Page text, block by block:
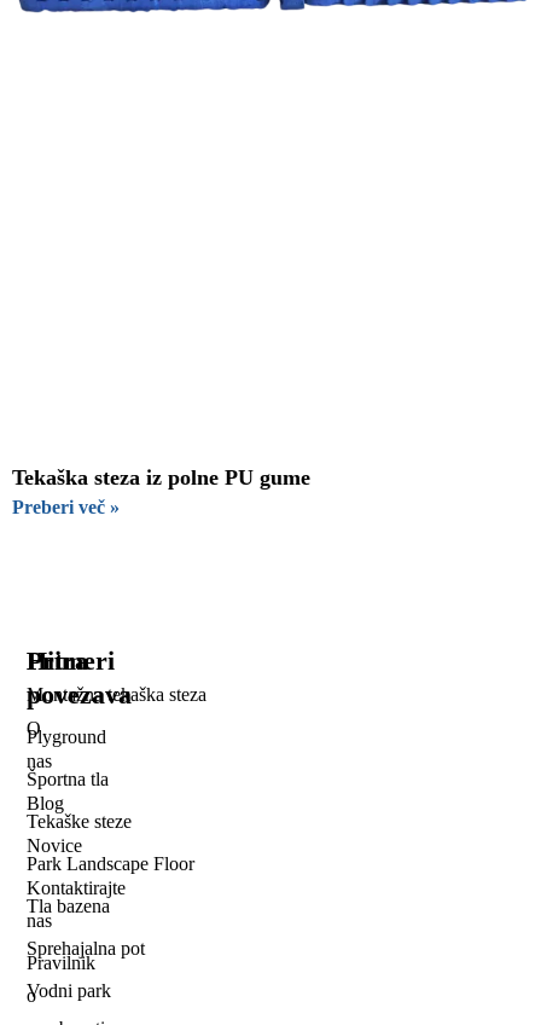
Tekaška steza iz polne PU gume
Preberi več »
Hitra
povezava
O
nas
Blog
Novice
Kontaktirajte
nas
Pravilnik
o
Primeri
Montažna tekaška steza
Plyground
Športna tla
Tekaške steze
Park Landscape Floor
Tla bazena
Sprehajalna pot
Vodni park